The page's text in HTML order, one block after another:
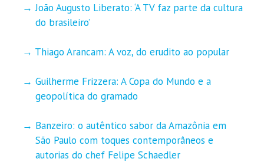
João Augusto Liberato: ‘A TV faz parte da cultura
do brasileiro’
Thiago Arancam: A voz, do erudito ao popular
Guilherme Frizzera: A Copa do Mundo e a
geopolítica do gramado
Banzeiro: o autêntico sabor da Amazônia em
São Paulo com toques contemporâneos e
autorias do chef Felipe Schaedler